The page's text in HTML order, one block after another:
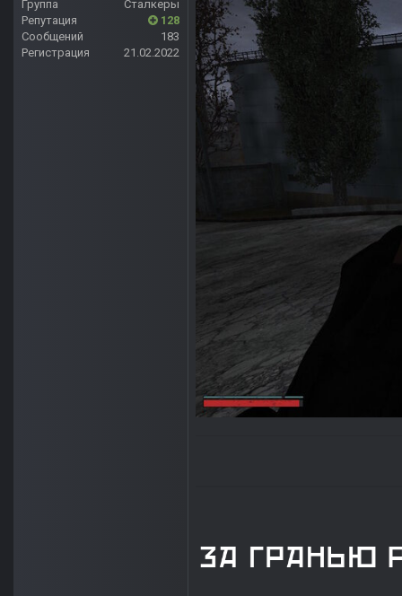
Группа
Сталкеры
Репутация
128
Сообщений
183
Регистрация
21.02.2022